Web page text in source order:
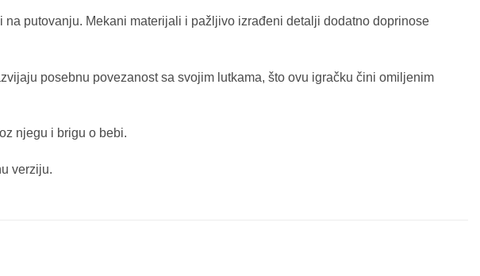
putovanju. Mekani materijali i pažljivo izrađeni detalji dodatno doprinose
posebnu povezanost sa svojim lutkama, što ovu igračku čini omiljenim
njegu i brigu o bebi.
verziju.